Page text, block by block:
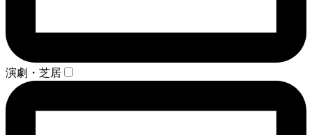
演劇・芝居